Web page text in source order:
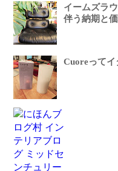
イームズラ
伴う納期と
Cuoreってイ